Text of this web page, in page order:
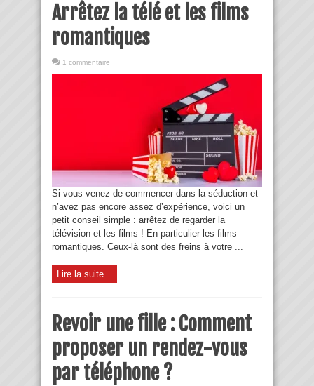
Arrêtez la télé et les films
romantiques
1 commentaire
Si vous venez de commencer dans la séduction et
n’avez pas encore assez d’expérience, voici un
petit conseil simple : arrêtez de regarder la
télévision et les films ! En particulier les films
romantiques. Ceux-là sont des freins à votre ...
Lire la suite...
Revoir une fille : Comment
proposer un rendez-vous
par téléphone ?